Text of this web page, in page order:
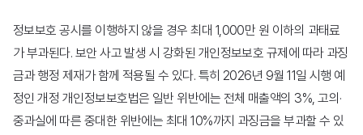
메일세이퍼
정보보호 공시를 이행하지 않을 경우 최대 1,000만 원 이하의 과태료
가 부과된다. 보안 사고 발생 시 강화된 개인정보보호 규제에 따라 과징
금과 행정 제재가 함께 적용될 수 있다. 특히 2026년 9월 11일 시행 예
정인 개정 개인정보보호법은 일반 위반에는 전체 매출액의 3%, 고의·
중과실에 따른 중대한 위반에는 최대 10%까지 과징금을 부과할 수 있